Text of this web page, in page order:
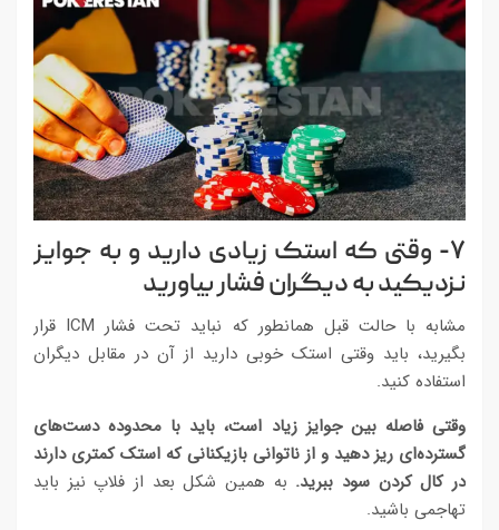
۷- وقتی که استک زیادی دارید و به جوایز
نزدیکید به دیگران فشار بیاورید
مشابه با حالت قبل همانطور که نباید تحت فشار ICM قرار
بگیرید، باید وقتی استک خوبی دارید از آن در مقابل دیگران
استفاده کنید.
وقتی فاصله بین جوایز زیاد است، باید با محدوده دست‌های
گسترده‌ای ریز دهید و از ناتوانی بازیکنانی که استک کمتری دارند
در کال کردن سود ببرید. به همین شکل بعد از فلاپ نیز باید
تهاجمی باشید.